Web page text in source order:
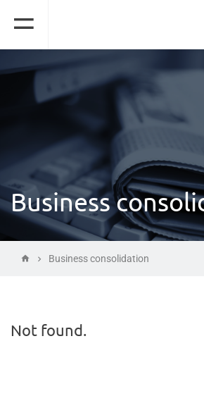
Business
Business consolidation
Not found.